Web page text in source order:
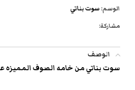
الوسم: سوت بناتي
مشاركة:
الوصف
سوت بناتي من خامه الصوف المميزه